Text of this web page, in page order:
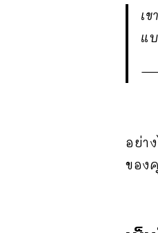
เ
แ
—
อย่า
ของ